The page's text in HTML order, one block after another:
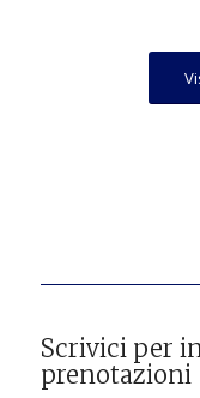
Scrivici per
prenotazioni